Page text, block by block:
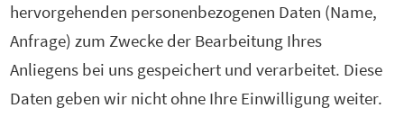
hervorgehenden personenbezogenen Daten (Name,
Anfrage) zum Zwecke der Bearbeitung Ihres
Anliegens bei uns gespeichert und verarbeitet. Diese
Daten geben wir nicht ohne Ihre Einwilligung weiter.